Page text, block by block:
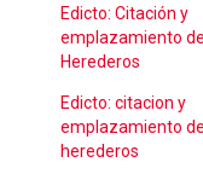
Edicto: Citación y
emplazamiento de
Herederos
Edicto: citacion y
emplazamiento de
herederos